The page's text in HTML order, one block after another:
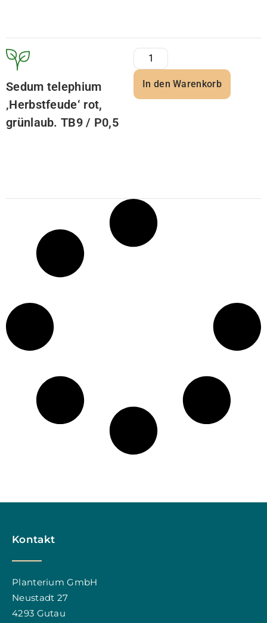
Sedum telephium
‚Herbstfeude‘ rot,
grünlaub. TB9 / P0,5
In den Warenkorb
Kontakt
Planterium GmbH
Neustadt 27
4293 Gutau